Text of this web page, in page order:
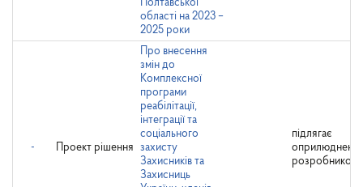
Полтавської
області на 2023 –
2025 роки
- Проект рішення
Про внесення
змін до
Комплексної
програми
реабілітації,
інтеграції та
соціального
захисту
Захисників та
Захисниць
підлягає
розробником